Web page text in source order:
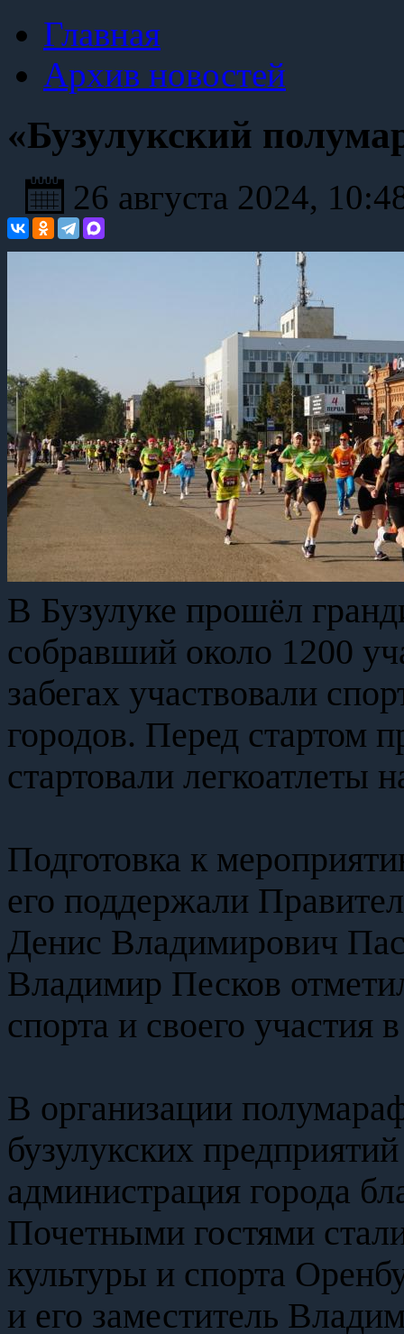
Главная
Архив новостей
«Бузулукский
26 августа 2024,
В Бузулуке прошёл
собравший около 1200
забегах участвовали
городов. Перед стартом
стартовали легкоатлеты
Подготовка к
его поддержали
Денис Владимирович
Владимир Песков
спорта и своего участия
В организации
бузулукских
администрация города
Почетными гостями
культуры и спорта
и его заместитель